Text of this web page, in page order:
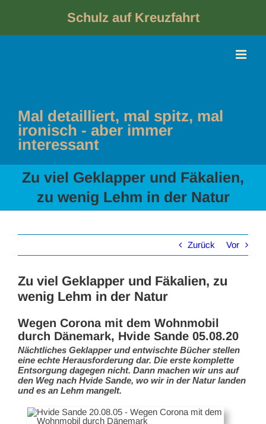
Schulz auf Kreuzfahrt
Mal detailliert, mal spitz, mal
ironisch - aber immer
interessant
Zu viel Geklapper und Fäkalien,
zu wenig Lehm in der Natur
Zurück Vor
Zu viel Geklapper und Fäkalien, zu
wenig Lehm in der Natur
Wegen Corona mit dem Wohnmobil
durch Dänemark, Hvide Sande 05.08.20
Nächtliches Geklapper und entwischte Bücher stellen
eine echte Herausforderung dar. Die erste komplette
Entsorgung dagegen nicht. Dann machen wir uns auf
den Weg nach Hvide Sande, wo wir in der Natur landen
und es an Lehm mangelt.